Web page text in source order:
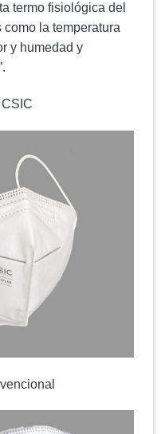
termo fisiológica del
la temperatura
y humedad y